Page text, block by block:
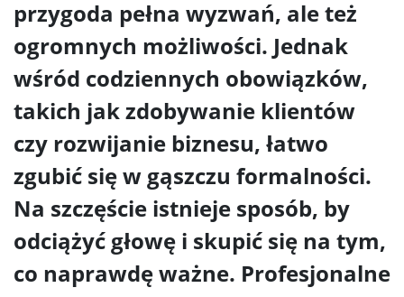
przygoda pełna wyzwań, ale też
ogromnych możliwości. Jednak
wśród codziennych obowiązków,
takich jak zdobywanie klientów
czy rozwijanie biznesu, łatwo
zgubić się w gąszczu formalności.
Na szczęście istnieje sposób, by
odciążyć głowę i skupić się na tym,
co naprawdę ważne. Profesjonalne